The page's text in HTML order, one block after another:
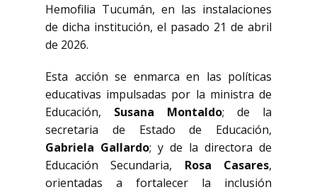
Hemofilia Tucumán, en las instalaciones
de dicha institución, el pasado 21 de abril
de 2026.
Esta acción se enmarca en las políticas
educativas impulsadas por la ministra de
Educación, Susana Montaldo; de la
secretaria de Estado de Educación,
Gabriela Gallardo; y de la directora de
Educación Secundaria, Rosa Casares,
orientadas a fortalecer la inclusión